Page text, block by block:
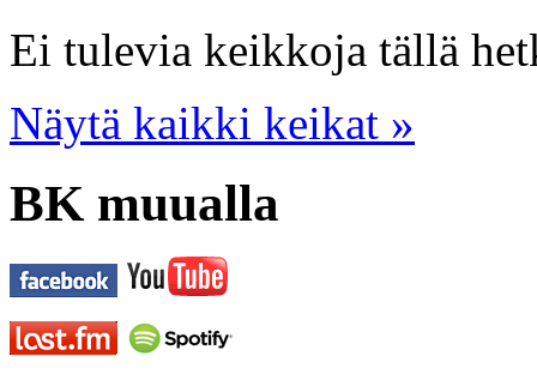
Ei tulevia keikkoja tällä
Näytä kaikki keikat »
BK muualla